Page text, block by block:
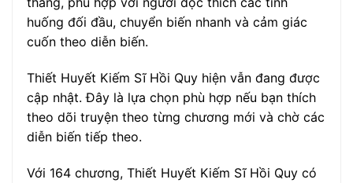
huống đối đầu, chuyển biến nhanh và cảm giác
cuốn theo diễn biến.
Thiết Huyết Kiếm Sĩ Hồi Quy hiện vẫn đang được
cập nhật. Đây là lựa chọn phù hợp nếu bạn thích
theo dõi truyện theo từng chương mới và chờ các
diễn biến tiếp theo.
Với 164 chương, Thiết Huyết Kiếm Sĩ Hồi Quy có